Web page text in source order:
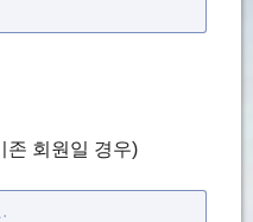
존 회원일 경우)